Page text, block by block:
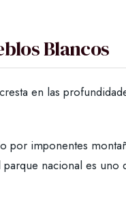
Blancos
en las
por imponentes
nacional es uno